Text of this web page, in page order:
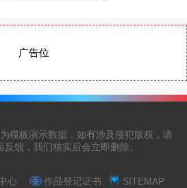
广告位
模板演示数据，如有涉及侵犯版权，请
馈，我们核实后会立即删除。
心 作品登记证书 SITEMAP